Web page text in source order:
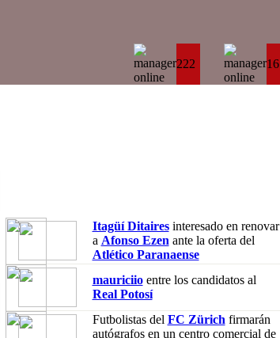
222 16
Itagüí Ditairesinteresado en renovar
a Afonso Ezen ante la oferta del
Atlético Paranaense
mauriciioentre los candidatos al
Real Potosí
Futbolistas del FC Zürich firmarán
autógrafos en un centro comercial de